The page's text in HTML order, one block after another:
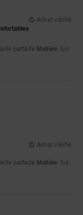
Achat vérifié
parfaite Matière: 5/5
Achat vérifié
parfaite Matière: 5/5